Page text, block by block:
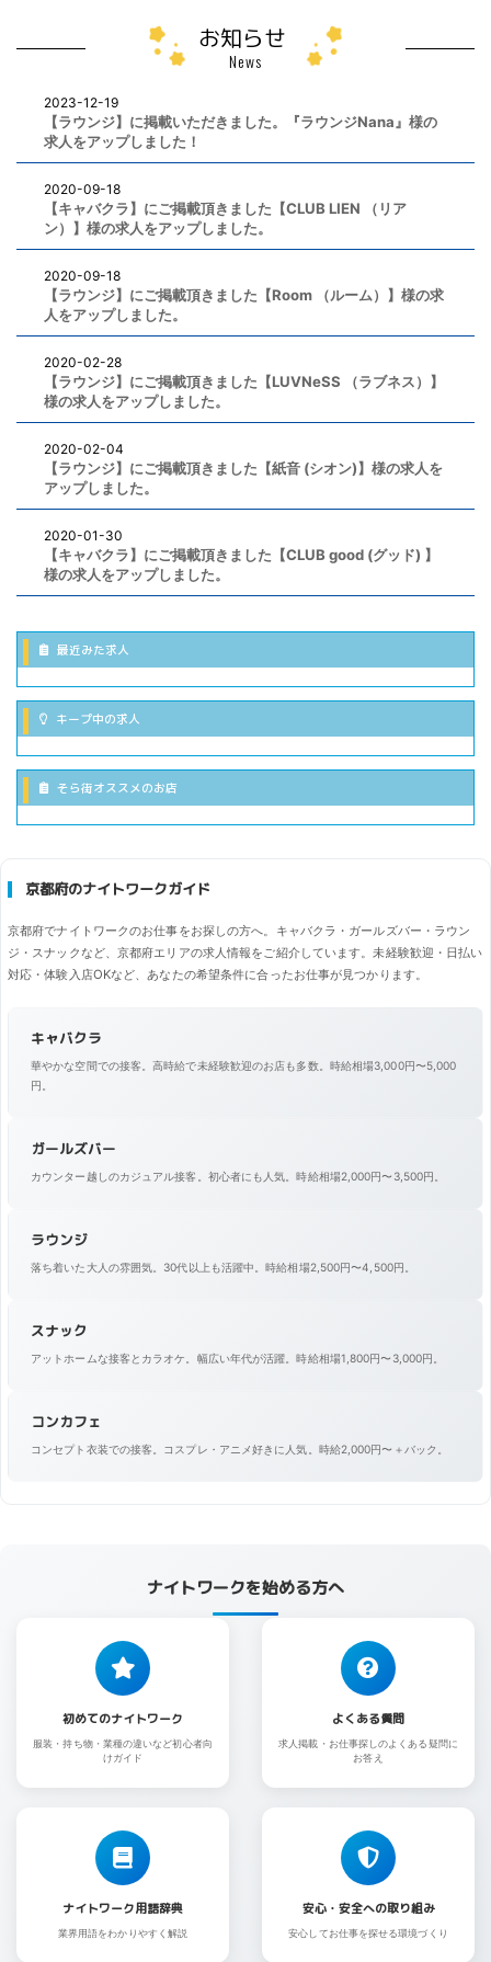
お知らせ
News
2023-12-19
【ラウンジ】に掲載いただきました。『ラウンジNana』様の
求人をアップしました！
2020-09-18
【キャバクラ】にご掲載頂きました【CLUB LIEN （リア
ン）】様の求人をアップしました。
2020-09-18
【ラウンジ】にご掲載頂きました【Room （ルーム）】様の求
人をアップしました。
2020-02-28
【ラウンジ】にご掲載頂きました【LUVNeSS （ラブネス）】
様の求人をアップしました。
2020-02-04
【ラウンジ】にご掲載頂きました【紙音 (シオン)】様の求人を
アップしました。
2020-01-30
【キャバクラ】にご掲載頂きました【CLUB good (グッド) 】
様の求人をアップしました。
最近みた求人
キープ中の求人
そら街オススメのお店
京都府のナイトワークガイド
京都府でナイトワークのお仕事をお探しの方へ。キャバクラ・ガールズバー・ラウン
ジ・スナックなど、京都府エリアの求人情報をご紹介しています。未経験歓迎・日払い
対応・体験入店OKなど、あなたの希望条件に合ったお仕事が見つかります。
キャバクラ
華やかな空間での接客。高時給で未経験歓迎のお店も多数。時給相場3,000円〜5,000
円。
ガールズバー
カウンター越しのカジュアル接客。初心者にも人気。時給相場2,000円〜3,500円。
ラウンジ
落ち着いた大人の雰囲気。30代以上も活躍中。時給相場2,500円〜4,500円。
スナック
アットホームな接客とカラオケ。幅広い年代が活躍。時給相場1,800円〜3,000円。
コンカフェ
コンセプト衣装での接客。コスプレ・アニメ好きに人気。時給2,000円〜＋バック。
ナイトワークを始める方へ
初めてのナイトワーク
服装・持ち物・業種の違いなど初心者向
けガイド
よくある質問
求人掲載・お仕事探しのよくある疑問に
お答え
ナイトワーク用語辞典
業界用語をわかりやすく解説
安心・安全への取り組み
安心してお仕事を探せる環境づくり